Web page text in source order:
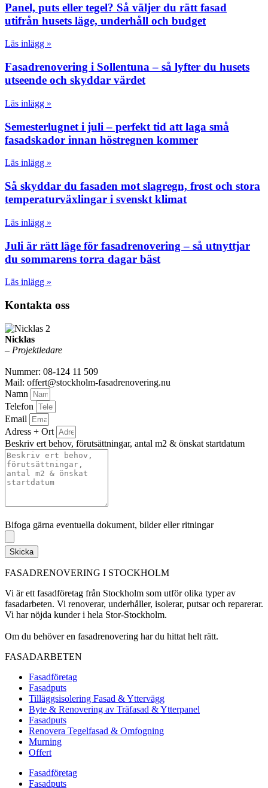
Panel, puts eller tegel? Så väljer du rätt fasad
utifrån husets läge, underhåll och budget
Läs inlägg »
Fasadrenovering i Sollentuna – så lyfter du husets
utseende och skyddar värdet
Läs inlägg »
Semesterlugnet i juli – perfekt tid att laga små
fasadskador innan höstregnen kommer
Läs inlägg »
Så skyddar du fasaden mot slagregn, frost och stora
temperaturväxlingar i svenskt klimat
Läs inlägg »
Juli är rätt läge för fasadrenovering – så utnyttjar
du sommarens torra dagar bäst
Läs inlägg »
Kontakta oss
Nicklas
– Projektledare
Nummer: 08-124 11 509
Mail: offert@stockholm-fasadrenovering.nu
Namn
Telefon
Email
Adress + Ort
Beskriv ert behov, förutsättningar, antal m2 & önskat startdatum
Bifoga gärna eventuella dokument, bilder eller ritningar
Skicka
FASADRENOVERING I STOCKHOLM
Vi är ett fasadföretag från Stockholm som utför olika typer av
fasadarbeten. Vi renoverar, underhåller, isolerar, putsar och reparerar.
Vi har nöjda kunder i hela Stor-Stockholm.
Om du behöver en fasadrenovering har du hittat helt rätt.
FASADARBETEN
Fasadföretag
Fasadputs
Tilläggsisolering Fasad & Yttervägg
Byte & Renovering av Träfasad & Ytterpanel
Fasadputs
Renovera Tegelfasad & Omfogning
Murning
Offert
Fasadföretag
Fasadputs